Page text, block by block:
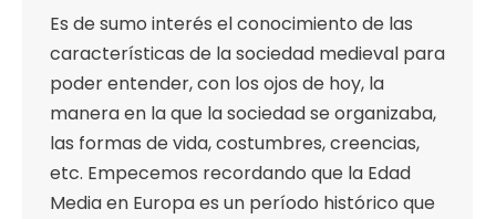
Es de sumo interés el conocimiento de las
características de la sociedad medieval para
poder entender, con los ojos de hoy, la
manera en la que la sociedad se organizaba,
las formas de vida, costumbres, creencias,
etc. Empecemos recordando que la Edad
Media en Europa es un período histórico que